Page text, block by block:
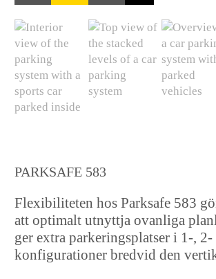
PARKSAFE 583
Flexibiliteten hos Parksafe 583
att optimalt utnyttja ovanliga
ger extra parkeringsplatser i 1-,
konfigurationer bredvid den